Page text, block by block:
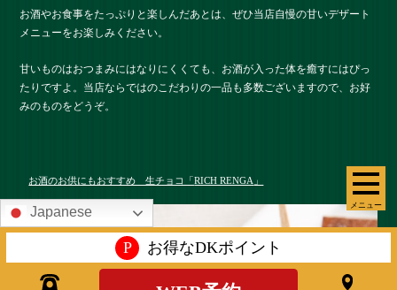
メニュー
お酒やお食事をたっぷりと楽しんだあとは、ぜひ当店自慢の甘いデザート
メニューをお楽しみください。
甘いものはおつまみにはなりにくくても、お酒が入った体を癒すにはぴっ
たりですよ。当店ならではのこだわりの一品も多数ございますので、お好
みのものをどうぞ。
お酒のお供にもおすすめ 生チョコ「RICH RENGA 」
Japanese
P お得なDKポイント